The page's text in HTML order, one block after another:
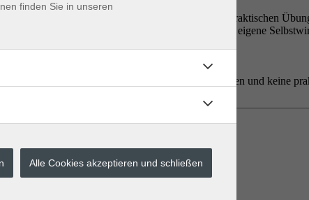
Selbstreflexion, Austausch in der Gruppe und praktischen
im Sprechen über Sexualität zu gewinnen, die eigene
Zuordnung. Es finden keine körperlichen Übungen und keine
finden Sie in unseren
Alle Cookies akzeptieren und schließen